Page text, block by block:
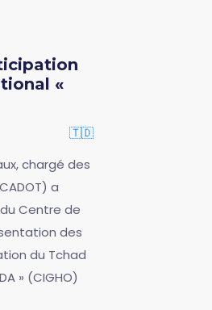
«
🇹🇩
chargé des
a
Centre de
des
du Tchad
» (CIGHO)